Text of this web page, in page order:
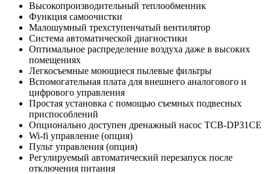
Высокопроизводительный теплообменник
Функция самоочистки
Малошумный трехступенчатый вентилятор
Система автоматической диагностики
Оптимальное распределение воздуха даже в высоких
помещениях
Легкосъемные моющиеся пылевые фильтры
Вспомогательная плата для внешнего аналогового и
цифрового управления
Простая установка с помощью съемных подвесных
приспособлений
Опционально доступен дренажный насос TCB-DP31CE
Wi-fi управление (опция)
Пульт управления (опция)
Регулируемый автоматический перезапуск после
отключения питания